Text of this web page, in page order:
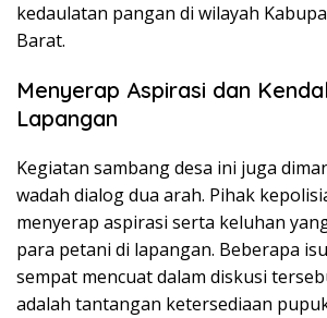
kedaulatan pangan di wilayah
Barat.
Menyerap Aspirasi dan
Lapangan
Kegiatan sambang desa ini juga
wadah dialog dua arah. Pihak
menyerap aspirasi serta keluhan
para petani di lapangan. Beberapa
sempat mencuat dalam diskusi
adalah tantangan ketersediaan